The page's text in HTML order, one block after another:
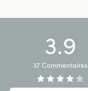
3.9
37 Commentaires